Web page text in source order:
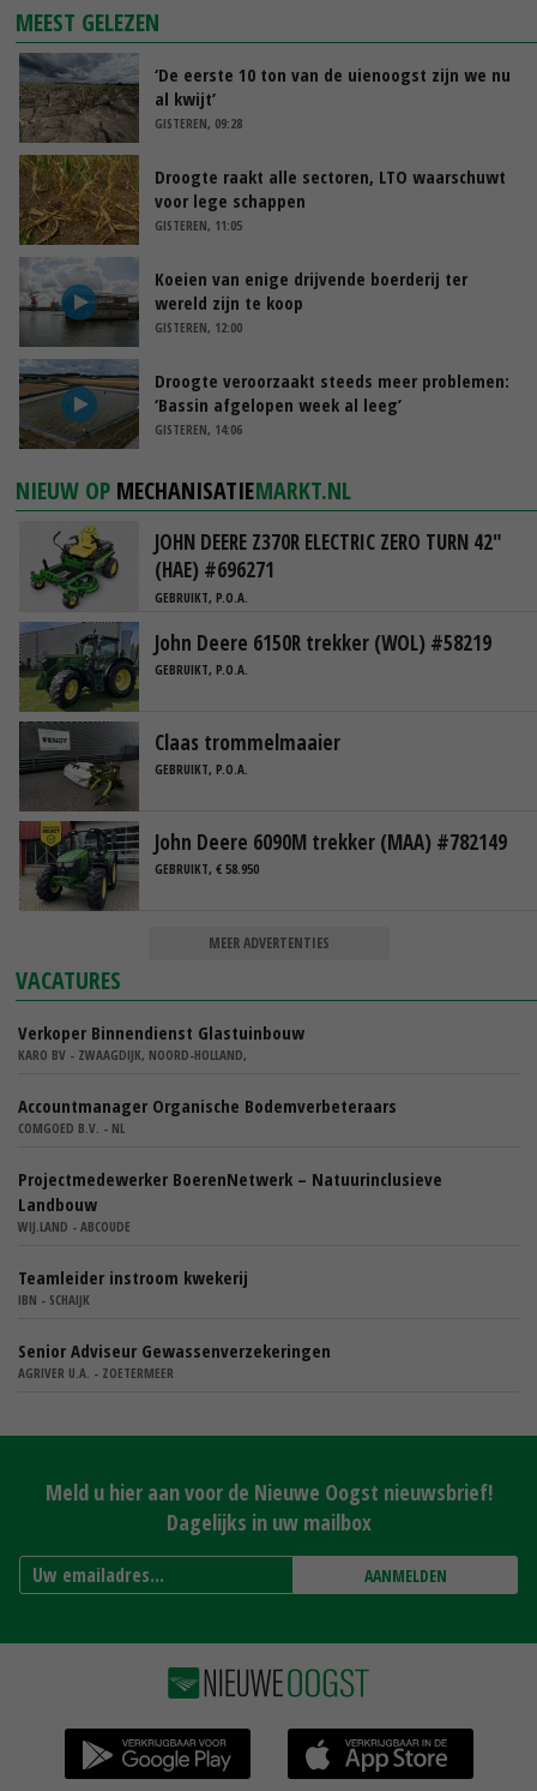
MEEST GELEZEN
‘De eerste 10 ton van de uienoogst zijn we nu
al kwijt’
GISTEREN, 09:28
Droogte raakt alle sectoren, LTO waarschuwt
voor lege schappen
GISTEREN, 11:05
Koeien van enige drijvende boerderij ter
wereld zijn te koop
GISTEREN, 12:00
Droogte veroorzaakt steeds meer problemen:
‘Bassin afgelopen week al leeg’
GISTEREN, 14:06
NIEUW OP MECHANISATIEMARKT.NL
JOHN DEERE Z370R ELECTRIC ZERO TURN 42"
(HAE) #696271
GEBRUIKT, P.O.A.
John Deere 6150R trekker (WOL) #58219
GEBRUIKT, P.O.A.
Claas trommelmaaier
GEBRUIKT, P.O.A.
John Deere 6090M trekker (MAA) #782149
GEBRUIKT, € 58.950
MEER ADVERTENTIES
VACATURES
Verkoper Binnendienst Glastuinbouw
KARO BV - ZWAAGDIJK, NOORD-HOLLAND,
Accountmanager Organische Bodemverbeteraars
COMGOED B.V. - NL
Projectmedewerker BoerenNetwerk – Natuurinclusieve
Landbouw
WIJ.LAND - ABCOUDE
Teamleider instroom kwekerij
IBN - SCHAIJK
Senior Adviseur Gewassenverzekeringen
AGRIVER U.A. - ZOETERMEER
Meld u hier aan voor de Nieuwe Oogst nieuwsbrief!
Dagelijks in uw mailbox
AANMELDEN